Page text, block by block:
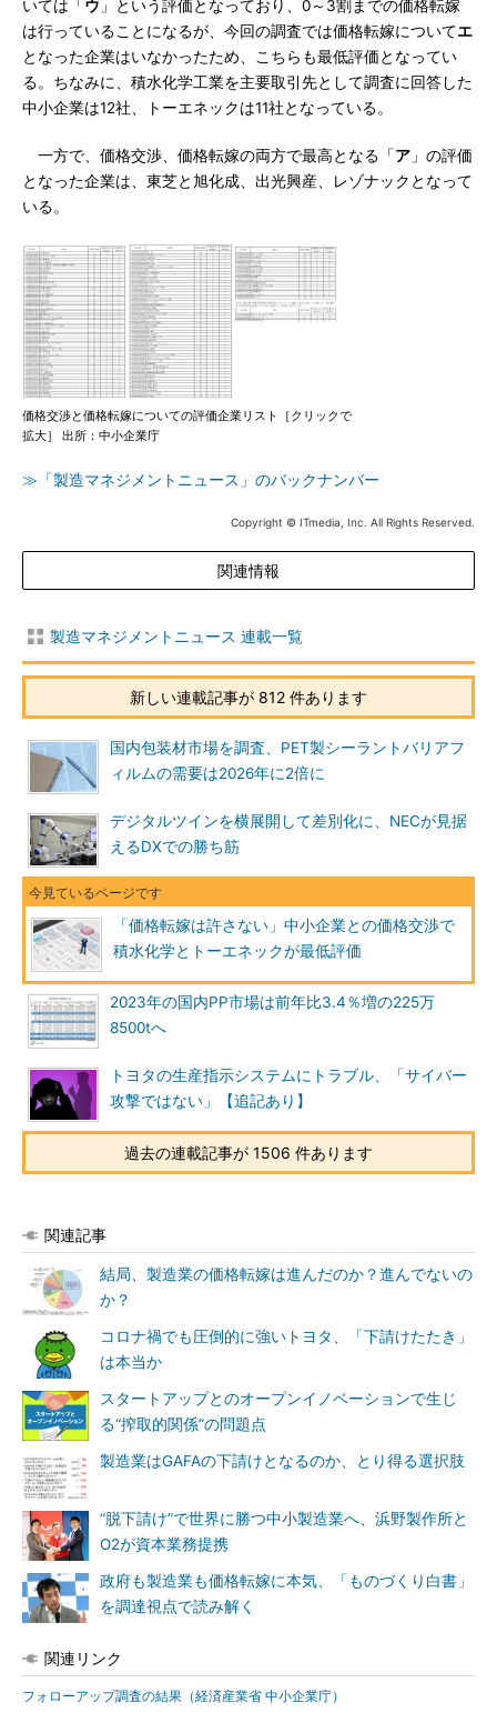
いては「 ウ 」という評価となっており、0～3割までの価格転嫁
は行っていることになるが、今回の調査では価格転嫁についてエ
となった企業はいなかったため、こちらも最低評価となってい
る。ちなみに、積水化学工業を主要取引先として調査に回答した
中小企業は12社、トーエネックは11社となっている。
一方で、価格交渉、価格転嫁の両方で最高となる「ア 」の評価
となった企業は、東芝と旭化成、出光興産、レゾナックとなって
いる。
価格交渉と価格転嫁についての評価企業リスト［クリックで
拡大］ 出所：中小企業庁
≫「製造マネジメントニュース」のバックナンバー
Copyright © ITmedia, Inc. All Rights Reserved.
関連情報
製造マネジメントニュース 連載一覧
新しい連載記事が 812 件あります
国内包装材市場を調査、PET製シーラントバリアフ
ィルムの需要は2026年に2倍に
デジタルツインを横展開して差別化に、NECが見据
えるDXでの勝ち筋
「価格転嫁は許さない」中小企業との価格交渉で
積水化学とトーエネックが最低評価
2023年の国内PP市場は前年比3.4％増の225万
8500tへ
トヨタの生産指示システムにトラブル、「サイバー
攻撃ではない」【追記あり】
過去の連載記事が 1506 件あります
関連記事
結局、製造業の価格転嫁は進んだのか？進んでないの
か？
コロナ禍でも圧倒的に強いトヨタ、「下請けたたき」
は本当か
スタートアップとのオープンイノベーションで生じ
る“搾取的関係”の問題点
製造業はGAFAの下請けとなるのか、とり得る選択肢
“脱下請け”で世界に勝つ中小製造業へ、浜野製作所と
O2が資本業務提携
政府も製造業も価格転嫁に本気、「ものづくり白書」
を調達視点で読み解く
関連リンク
フォローアップ調査の結果（経済産業省 中小企業庁）